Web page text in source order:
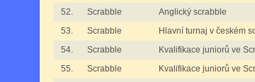
52.
Scrabble Anglický scrabble
53.
Scrabble Hlavní turnaj v českém
54.
Scrabble Kvalifikace juniorů ve
55.
Scrabble Kvalifikace juniorů ve